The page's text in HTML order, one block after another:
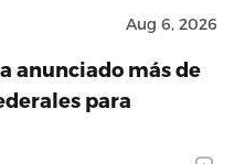
Aug 6, 2026
anunciado más de
para